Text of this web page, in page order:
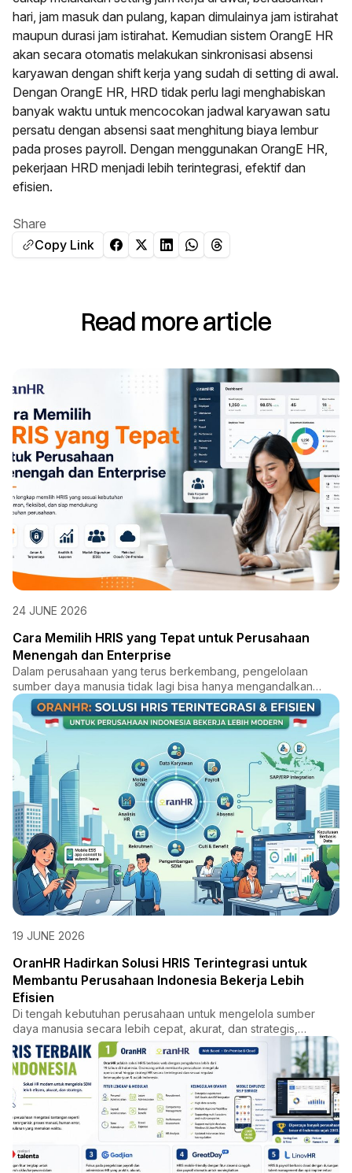
hari, jam masuk dan pulang, kapan dimulainya jam istirahat
maupun durasi jam istirahat. Kemudian sistem OrangE HR
akan secara otomatis melakukan sinkronisasi absensi
karyawan dengan shift kerja yang sudah di setting di awal.
Dengan OrangE HR, HRD tidak perlu lagi menghabiskan
banyak waktu untuk mencocokan jadwal karyawan satu
persatu dengan absensi saat menghitung biaya lembur
pada proses payroll. Dengan menggunakan OrangE HR,
pekerjaan HRD menjadi lebih terintegrasi, efektif dan
efisien.
Share
Copy Link
Read more article
24 JUNE 2026
Cara Memilih HRIS yang Tepat untuk Perusahaan
Menengah dan Enterprise
Dalam perusahaan yang terus berkembang, pengelolaan
sumber daya manusia tidak lagi bisa hanya mengandalkan
proses manual...
19 JUNE 2026
OranHR Hadirkan Solusi HRIS Terintegrasi untuk
Membantu Perusahaan Indonesia Bekerja Lebih
Efisien
Di tengah kebutuhan perusahaan untuk mengelola sumber
daya manusia secara lebih cepat, akurat, dan strategis,
OranHR had...